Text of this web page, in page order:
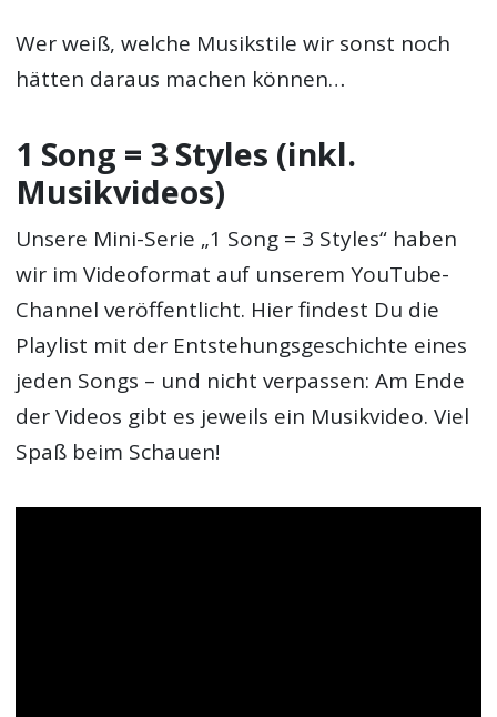
Wer weiß, welche Musikstile wir sonst noch
hätten daraus machen können…
1 Song = 3 Styles (inkl.
Musikvideos)
Unsere Mini-Serie „1 Song = 3 Styles“ haben
wir im Videoformat auf unserem YouTube-
Channel veröffentlicht. Hier findest Du die
Playlist mit der Entstehungsgeschichte eines
jeden Songs – und nicht verpassen: Am Ende
der Videos gibt es jeweils ein Musikvideo. Viel
Spaß beim Schauen!